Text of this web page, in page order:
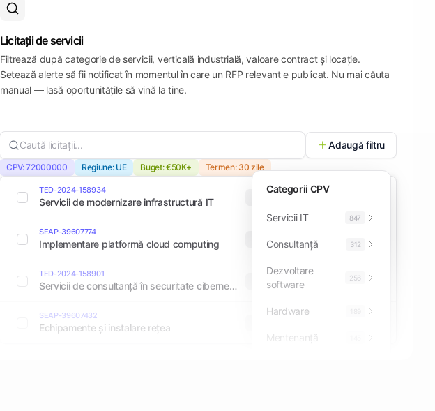
Licitații de servicii
Filtrează după categorie de servicii, verticală industrială, valoare contract și locație.
Setează alerte să fii notificat în momentul în care un RFP relevant e publicat. Nu mai căuta
manual — lasă oportunitățile să vină la tine.
Caută licitații... Adaugă filtru
CPV: 72000000 Regiune: UE Buget: €50K+ Termen: 30 zile
TED-2024-158934
Servicii de modernizare infrastructură IT
SEAP-39607774
Implementare platformă cloud computing SEAP Direct
TED-2024-158901
Servicii de consultanță în securitate cibernetică TED
SEAP-39607432
Echipamente și instalare rețea
Categorii CPV
Servicii IT 847
Consultanță 312
Dezvoltare
software
256
Hardware
Mentenanță